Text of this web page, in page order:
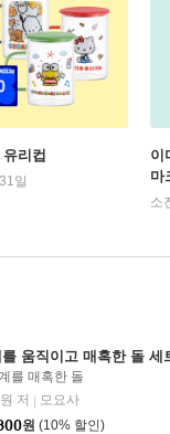
리컵
일
이
마
소
움직이고 매혹한 돌 세
를 매혹한 돌
저
모요사
원 (10% 할인)